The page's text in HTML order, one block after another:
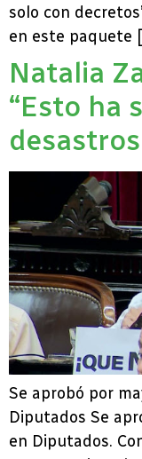
solo con
en este paquete
Natalia
“Esto ha
Se aprobó por
Diputados Se
en Diputados.